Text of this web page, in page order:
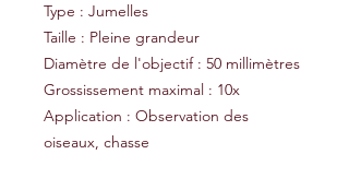
Type : Jumelles
Taille : Pleine grandeur
Diamètre de l'objectif : 50 millimètres
Grossissement maximal : 10x
Application : Observation des
oiseaux, chasse